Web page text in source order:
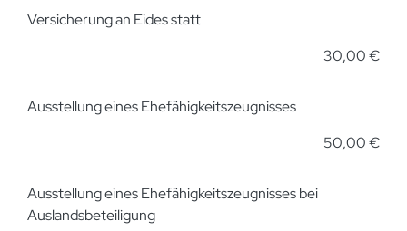
Versicherung an Eides statt
30,00 €
Ausstellung eines Ehefähigkeitszeugnisses
50,00 €
Ausstellung eines Ehefähigkeitszeugnisses bei
Auslandsbeteiligung